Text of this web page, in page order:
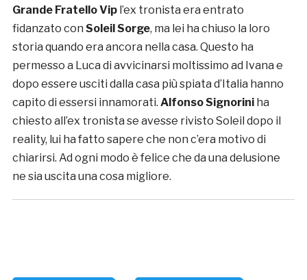
Grande Fratello Vipl’ex tronista era entrato
fidanzato con Soleil Sorge, ma lei ha chiuso la loro
storia quando era ancora nella casa. Questo ha
permesso a Luca di avvicinarsi moltissimo ad Ivana e
dopo essere usciti dalla casa più spiata d’Italia hanno
capito di essersi innamorati. Alfonso Signoriniha
chiesto all’ex tronista se avesse rivisto Soleil dopo il
reality, lui ha fatto sapere che non c’era motivo di
chiarirsi. Ad ogni modo è felice che da una delusione
ne sia uscita una cosa migliore.